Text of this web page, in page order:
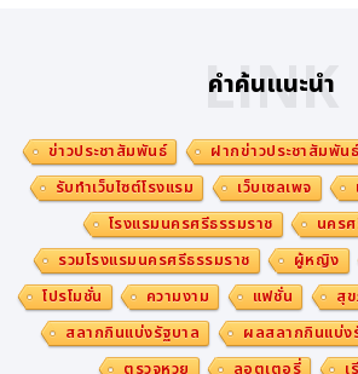
ห้ครอบคลุมหลายประเทศและเขตอำนา
"ตลอดช่วงศตวรรษที่ผ่านมา รัฐบาลส่ว
าชนกลุ่มผู้มีความมั่งคั่งสูงสุดของตนเป็
เคลื่อนย้ายยาก เพราะถูกยึดโยงด้วยธุร
รอบครัว และข้อจำกัดในการเดินทางระห
ติฐานดังกล่าวกำลังล้าสมัยลงเรื่อย ๆ"
ประธานเจ้าหน้าที่บริหารของ
คำค้นแนะนำ
LINK
ข่าวประชาสัมพันธ์ ฝากข่าวประชาสัมพันธ์
รับทำเว็บไซต์โรงแรม
เว็บเซลเพจ
โรงแรมนครศรีธรรมราช
นคร
รวมโรงแรมนครศรีธรรมราช
ผู้หญิง
โปรโมชั่น
ความงาม แฟชั่น สุ
สลากกินแบ่งรัฐบาล
ผลสลากกินแบ่ง
ตรวจหวย
ลอตเตอรี่ เ